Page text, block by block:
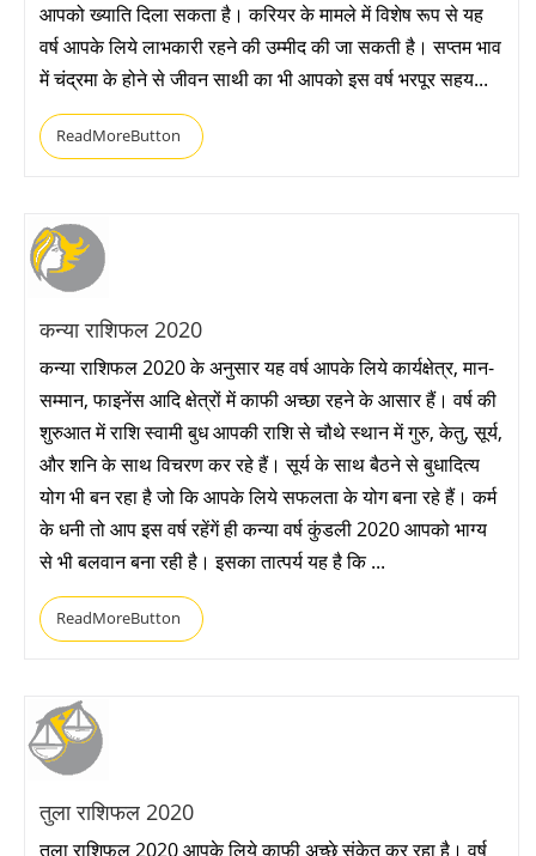
आपको ख्याति दिला सकता है। करियर के मामले में विशेष रूप से यह
वर्ष आपके लिये लाभकारी रहने की उम्मीद की जा सकती है। सप्तम भाव
में चंद्रमा के होने से जीवन साथी का भी आपको इस वर्ष भरपूर सहय...
ReadMoreButton
कन्या राशिफल 2020
कन्या राशिफल 2020 के अनुसार यह वर्ष आपके लिये कार्यक्षेत्र, मान-
सम्मान, फाइनेंस आदि क्षेत्रों में काफी अच्छा रहने के आसार हैं। वर्ष की
शुरुआत में राशि स्वामी बुध आपकी राशि से चौथे स्थान में गुरु, केतु, सूर्य,
और शनि के साथ विचरण कर रहे हैं। सूर्य के साथ बैठने से बुधादित्य
योग भी बन रहा है जो कि आपके लिये सफलता के योग बना रहे हैं। कर्म
के धनी तो आप इस वर्ष रहेंगें ही कन्या वर्ष कुंडली 2020 आपको भाग्य
से भी बलवान बना रही है। इसका तात्पर्य यह है कि ...
ReadMoreButton
तुला राशिफल 2020
तुला राशिफल 2020 आपके लिये काफी अच्छे संकेत कर रहा है। वर्ष